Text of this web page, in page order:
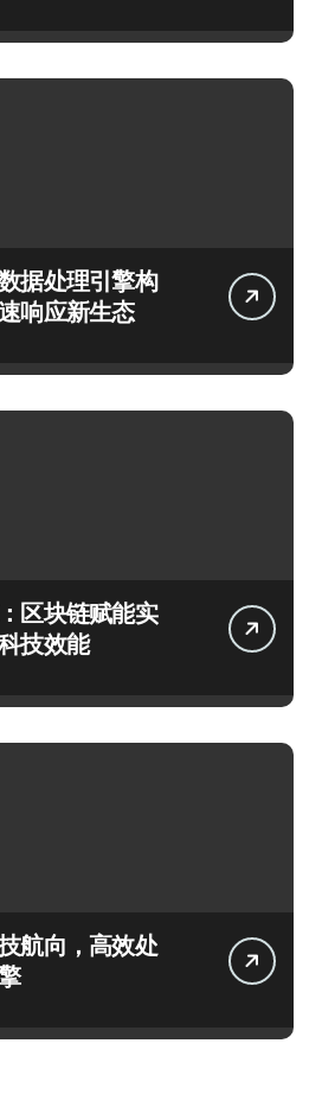
据处理引擎构
响应新生态
区块链赋能实
技效能
航向，高效处